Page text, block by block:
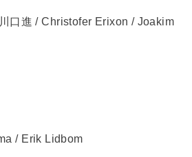
口進 / Christofer Erixon / Joakim
/ Erik Lidbom